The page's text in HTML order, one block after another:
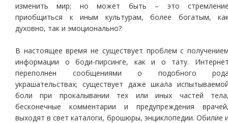
изменить мир; но может быть – это
приобщиться к иным культурам, более богатым,
духовно, так и эмоционально?
В настоящее время не существует проблем с
информации о боди-пирсинге, как и о тату.
переполнен сообщениями о подобного
украшательствах; существует даже шкала
боли при прокалывании тех или иных частей
бесконечные комментарии и предупреждения
выходят в свет каталоги, брошюры, энциклопедии. Обилие